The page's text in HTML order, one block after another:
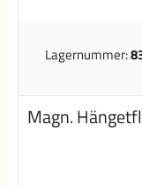
Lagernummer:
Magn.